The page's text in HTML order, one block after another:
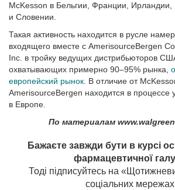
McKesson в Бельгии, Франции, Ирландии,
и Словении.
Такая активность находится в русле
входящего вместе с AmerisourceBergen
Inc. в тройку ведущих дистрибьюторов
охватывающих примерно 90–95% рынка,
европейский рынок . В отличие от
AmerisourceBergen находится в процессе
в Европе.
По материалам
Бажаєте завжди бути в курсі
фармацевтичної
Тоді підписуйтесь на
соціальних